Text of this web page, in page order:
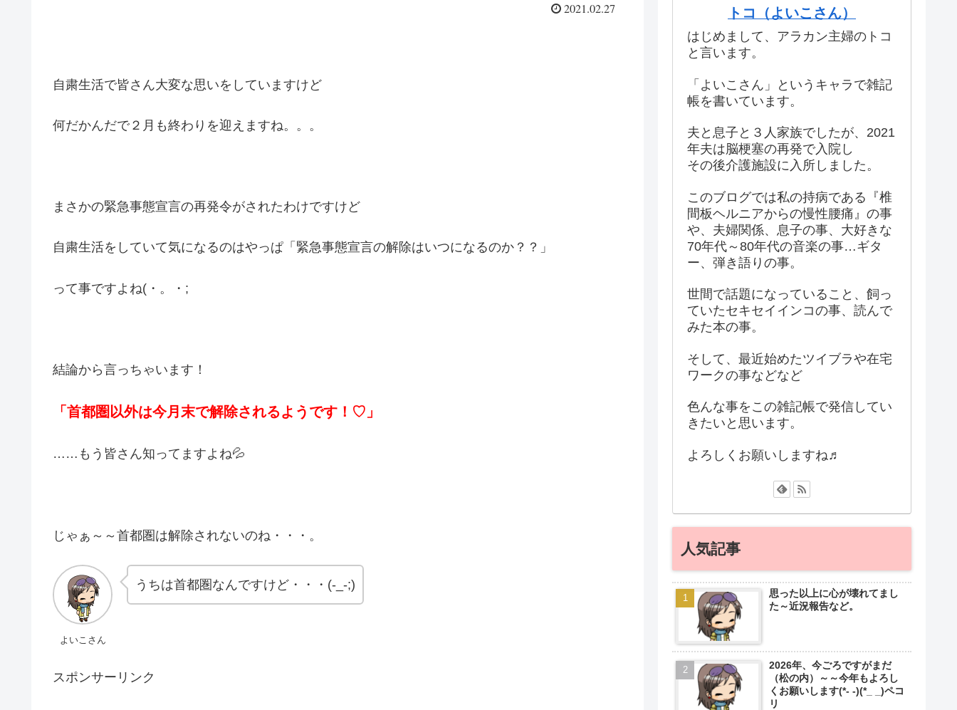
2021.02.27
自粛生活で皆さん大変な思いをしていますけど
何だかんだで２月も終わりを迎えますね。。。
まさかの緊急事態宣言の再発令がされたわけですけど
自粛生活をしていて気になるのはやっぱ「緊急事態宣言の解除はいつになるのか？？」
って事ですよね(・。・;
結論から言っちゃいます！
「首都圏以外は今月末で解除されるようです！♡」
……もう皆さん知ってますよね💦
じゃぁ～～首都圏は解除されないのね・・・。
よいこさん
うちは首都圏なんですけど・・・(-_-;)
スポンサーリンク
トコ（よいこさん）
はじめまして、アラカン主婦のトコ
と言います。
「よいこさん」というキャラで雑記
帳を書いています。
夫と息子と３人家族でしたが、2021
年夫は脳梗塞の再発で入院し
その後介護施設に入所しました。
このブログでは私の持病である『椎
間板ヘルニアからの慢性腰痛』の事
や、夫婦関係、息子の事、大好きな
70年代～80年代の音楽の事…ギタ
ー、弾き語りの事。
世間で話題になっていること、飼っ
ていたセキセイインコの事、読んで
みた本の事。
そして、最近始めたツイブラや在宅
ワークの事などなど
色んな事をこの雑記帳で発信してい
きたいと思います。
よろしくお願いしますね♬
人気記事
思った以上に心が壊れてまし
た～近況報告など。
2026年、今ごろですがまだ
（松の内）～～今年もよろし
くお願いします(*- -)(*_ _)ペコ
リ